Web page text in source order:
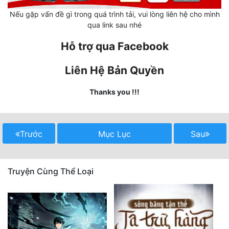
Mưu Mô
Nữ Cường
Nữ Phụ
Phản Phái
Quan Trường
Nếu gặp vấn đề gì trong quá trình tải, vui lòng liên hệ cho mình
qua link sau nhé
Hỗ trợ qua Facebook
Liên Hệ Bản Quyền
Thanks you !!!
Trước Mục Lục Sau
Truyện Cùng Thể Loại